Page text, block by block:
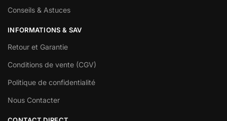
Conseils & Astuces
INFORMATIONS & SAV
Retour et Garantie
Conditions de vente (CGV)
Politique de confidentialité
Nous Contacter